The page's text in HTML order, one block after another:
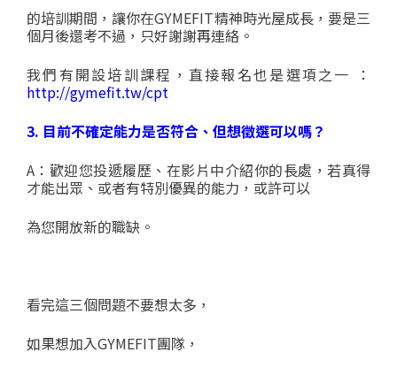
的培訓期間，讓你在GYMEFIT精神時光屋成長，要是三
個月後還考不過，只好謝謝再連絡。
我們有開設培訓課程，直接報名也是選項之一 ：
http://gymefit.tw/cpt
3. 目前不確定能力是否符合、但想徵選可以嗎？
A：歡迎您投遞履歷、在影片中介紹你的長處，若真得
才能出眾、或者有特別優異的能力，或許可以
為您開放新的職缺。
看完這三個問題不要想太多，
如果想加入GYMEFIT團隊，